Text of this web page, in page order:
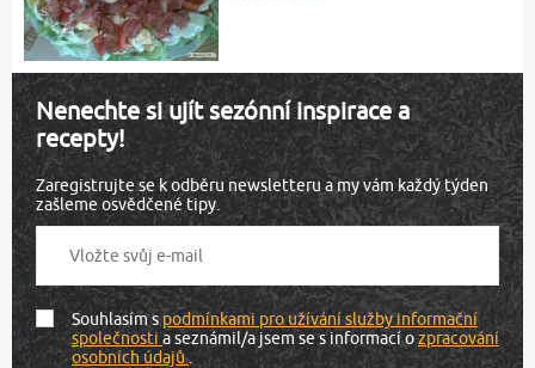
Nenechte si ujít sezónní inspirace a
recepty!
Zaregistrujte se k odběru newsletteru a my vám každý týden
zašleme osvědčené tipy.
Souhlasím spodmínkami pro užívání služby informační
společnostia seznámil/a jsem se s informací ozpracování
osobních údajů.